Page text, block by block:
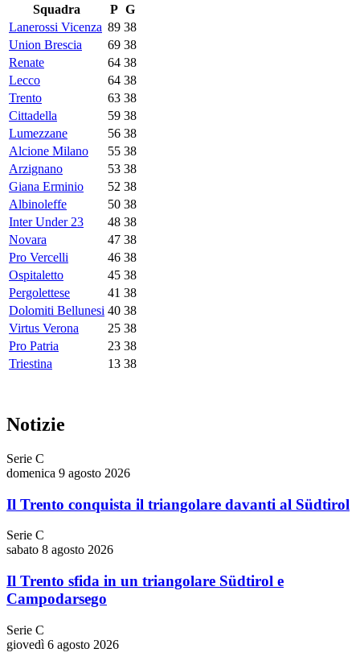
Squadra
P G
Lanerossi Vicenza 89 38
Union Brescia
69 38
Renate
64 38
Lecco
64 38
Trento
63 38
Cittadella
59 38
Lumezzane
56 38
Alcione Milano
55 38
Arzignano
53 38
Giana Erminio
52 38
Albinoleffe
50 38
Inter Under 23
48 38
Novara
47 38
Pro Vercelli
46 38
Ospitaletto
45 38
Pergolettese
41 38
Dolomiti Bellunesi 40 38
Virtus Verona
25 38
Pro Patria
23 38
Triestina
13 38
Notizie
Serie C
domenica 9 agosto 2026
Il Trento conquista il triangolare davanti al Südtirol
Serie C
sabato 8 agosto 2026
Il Trento sfida in un triangolare Südtirol e
Campodarsego
Serie C
giovedì 6 agosto 2026